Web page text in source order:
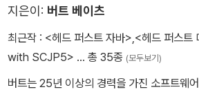
지은이: 버트 베이츠
최근작 : <헤드 퍼스트 자바> <헤드 퍼스트
with SCJP5> … 총 35종 (모두보기)
버트는 25년 이상의 경력을 가진 소프트웨